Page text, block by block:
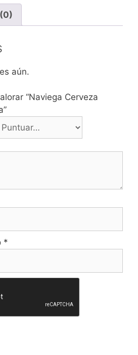
aún.
“Naviega Cerveza
*